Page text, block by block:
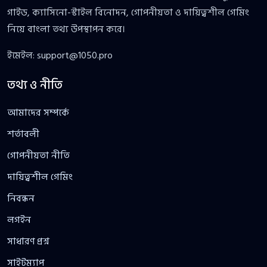
গাইড, ক্যাসিনো-স্টাইল বিনোদন, গোপনীয়তা ও দায়িত্বশীল গেমিং
নিয়ে বাংলা তথ্য উপস্থাপন করে।
ইমেইল:support@1050.pro
তথ্য ও নীতি
আমাদের সম্পর্কে
শর্তাবলী
গোপনীয়তা নীতি
দায়িত্বশীল গেমিং
নিবন্ধন
লগইন
সাধারণ প্রশ্ন
সাইটম্যাপ